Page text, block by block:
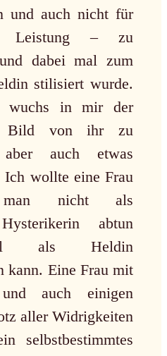
und auch nicht für
Leistung – zu
dabei mal zum
stilisiert wurde.
wuchs in mir der
Bild von ihr zu
auch etwas
Ich wollte eine Frau
nicht als
abtun
als Heldin
kann. Eine Frau mit
auch einigen
aller Widrigkeiten
selbstbestimmtes